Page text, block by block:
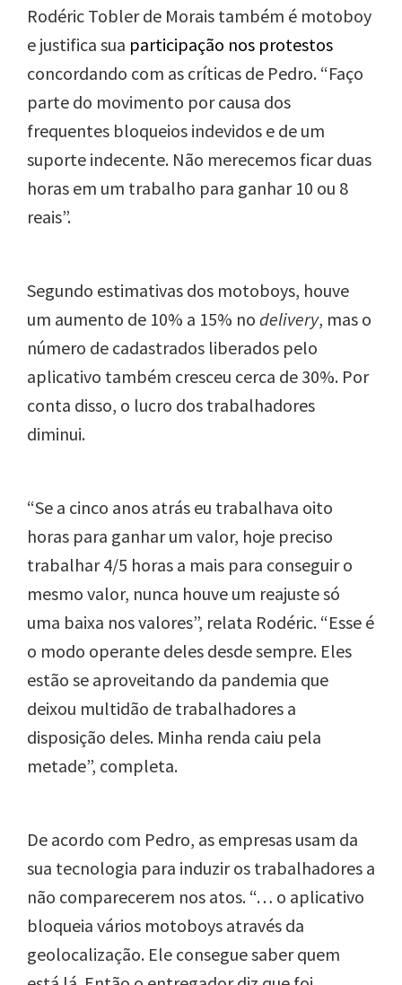
Rodéric Tobler de Morais também é motoboy
e justifica sua participação nos protestos
concordando com as críticas de Pedro. “Faço
parte do movimento por causa dos
frequentes bloqueios indevidos e de um
suporte indecente. Não merecemos ficar duas
horas em um trabalho para ganhar 10 ou 8
reais”.
Segundo estimativas dos motoboys, houve
um aumento de 10% a 15% no delivery, mas o
número de cadastrados liberados pelo
aplicativo também cresceu cerca de 30%. Por
conta disso, o lucro dos trabalhadores
diminui.
“Se a cinco anos atrás eu trabalhava oito
horas para ganhar um valor, hoje preciso
trabalhar 4/5 horas a mais para conseguir o
mesmo valor, nunca houve um reajuste só
uma baixa nos valores”, relata Rodéric. “Esse é
o modo operante deles desde sempre. Eles
estão se aproveitando da pandemia que
deixou multidão de trabalhadores a
disposição deles. Minha renda caiu pela
metade”, completa.
De acordo com Pedro, as empresas usam da
sua tecnologia para induzir os trabalhadores a
não comparecerem nos atos. “… o aplicativo
bloqueia vários motoboys através da
geolocalização. Ele consegue saber quem